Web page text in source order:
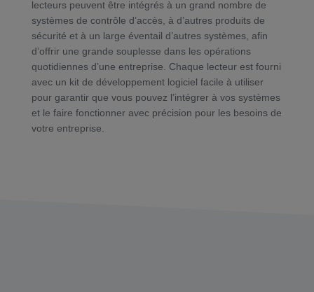
lecteurs peuvent être intégrés à un grand nombre de
systèmes de contrôle d’accès, à d’autres produits de
sécurité et à un large éventail d’autres systèmes, afin
d’offrir une grande souplesse dans les opérations
quotidiennes d’une entreprise. Chaque lecteur est fourni
avec un kit de développement logiciel facile à utiliser
pour garantir que vous pouvez l’intégrer à vos systèmes
et le faire fonctionner avec précision pour les besoins de
votre entreprise.